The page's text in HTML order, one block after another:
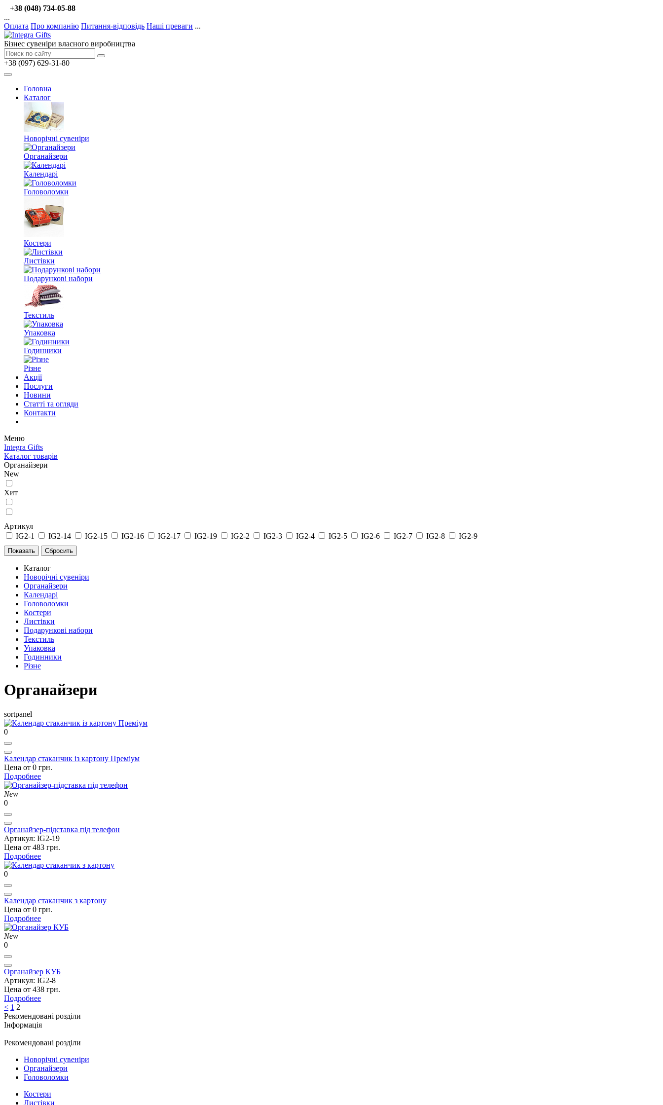
+38 (048) 734-05-88
...
Оплата Про компанію Питання-відповідь Наші преваги ...
Бізнес сувеніри власного виробництва
+38 (097) 629-31-80
Головна
Каталог
Новорічні сувеніри
Органайзери
Календарі
Головоломки
Костери
Листівки
Подарункові набори
Текстиль
Упаковка
Годинники
Різне
Акції
Послуги
Новини
Статті та огляди
Контакти
Меню
Integra Gifts
Каталог товарів
Органайзери
New
Хит
Артикул
IG2-1
IG2-14 IG2-15 IG2-16 IG2-17 IG2-19 IG2-2 IG2-3 IG2-4 IG2-5 IG2-6 IG2-7 IG2-8 IG2-9
Каталог
Новорічні сувеніри
Органайзери
Календарі
Головоломки
Костери
Листівки
Подарункові набори
Текстиль
Упаковка
Годинники
Різне
Органайзери
sortpanel
0
Календар стаканчик із картону Преміум
Цена от 0 грн.
Подробнее
New
0
Органайзер-підставка під телефон
Артикул: IG2-19
Цена от 483 грн.
Подробнее
0
Календар стаканчик з картону
Цена от 0 грн.
Подробнее
New
0
Органайзер КУБ
Артикул: IG2-8
Цена от 438 грн.
Подробнее
< 1 2
Рекомендовані розділи
Інформація
Рекомендовані розділи
Новорічні сувеніри
Органайзери
Головоломки
Костери
Листівки